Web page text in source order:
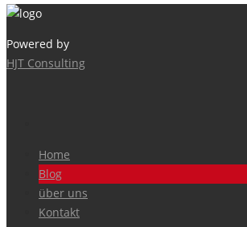
Powered by
HJT Consulting
Home
Blog
über uns
Kontakt